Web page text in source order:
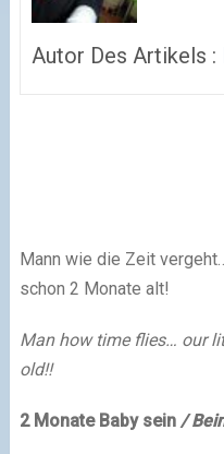
Autor Des Artikels :
Mann wie die Zeit
schon 2 Monate alt!
Man how time flies… our
old!!
2 Monate Baby sein /